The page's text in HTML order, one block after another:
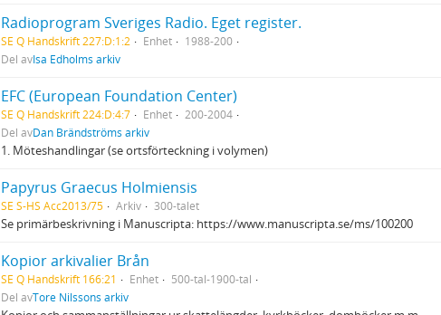
Radioprogram Sveriges Radio. Eget register.
SE Q Handskrift 227:D:1:2 Enhet
1988-200
Del avIsa Edholms arkiv
EFC (European Foundation Center)
SE Q Handskrift 224:D:4:7 Enhet
200-2004
Del avDan Brändströms arkiv
1. Möteshandlingar (se ortsförteckning i volymen)
Papyrus Graecus Holmiensis
SE S-HS Acc2013/75 Arkiv 300-talet
Se primärbeskrivning i Manuscripta: https://www.manuscripta.se/ms/100200
Kopior arkivalier Brån
SE Q Handskrift 166:21 Enhet
500-tal-1900-tal
Del avTore Nilssons arkiv